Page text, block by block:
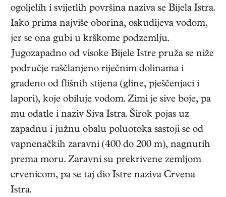
ogoljelih i svijetlih površina naziva se Bijela Istra.
Iako prima najviše oborina, oskudijeva vodom,
jer se ona gubi u krškome podzemlju.
Jugozapadno od visoke Bijele Istre pruža se niže
područje raščlanjeno riječnim dolinama i
građeno od flišnih stijena (gline, pješčenjaci i
lapori), koje obiluje vodom. Zimi je sive boje, pa
mu odatle i naziv Siva Istra. Širok pojas uz
zapadnu i južnu obalu poluotoka sastoji se od
vapnenačkih zaravni (400 do 200 m), nagnutih
prema moru. Zaravni su prekrivene zemljom
crvenicom, pa se taj dio Istre naziva Crvena
Istra.